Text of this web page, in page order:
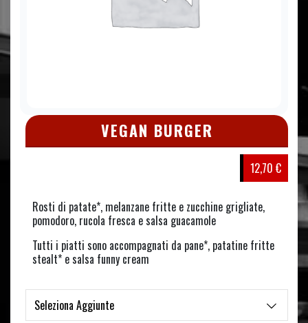
VEGAN BURGER
12,70 €
Rosti di patate*, melanzane fritte e zucchine grigliate,
pomodoro, rucola fresca e salsa guacamole
Tutti i piatti sono accompagnati da pane*, patatine fritte
stealt* e salsa funny cream
Seleziona Aggiunte